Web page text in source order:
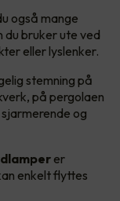
også mange
du bruker ute ved
eller lyslenker.
stemning på
på pergolaen
og
er
enkelt flyttes